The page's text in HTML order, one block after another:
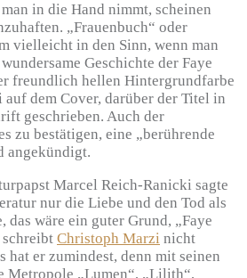
in die Hand nimmt, scheinen
„Frauenbuch“ oder
vielleicht in den Sinn, wenn man
Geschichte der Faye
freundlich hellen Hintergrundfarbe
dem Cover, darüber der Titel in
geschrieben. Auch der
zu bestätigen, eine „berührende
angekündigt.
Marcel Reich-Ranicki sagte
nur die Liebe und den Tod als
das wäre ein guter Grund, „Faye
schreibt Christoph Marzi nicht
hat er zumindest, denn mit seinen
Metropole „Lumen“, „Lilith“,